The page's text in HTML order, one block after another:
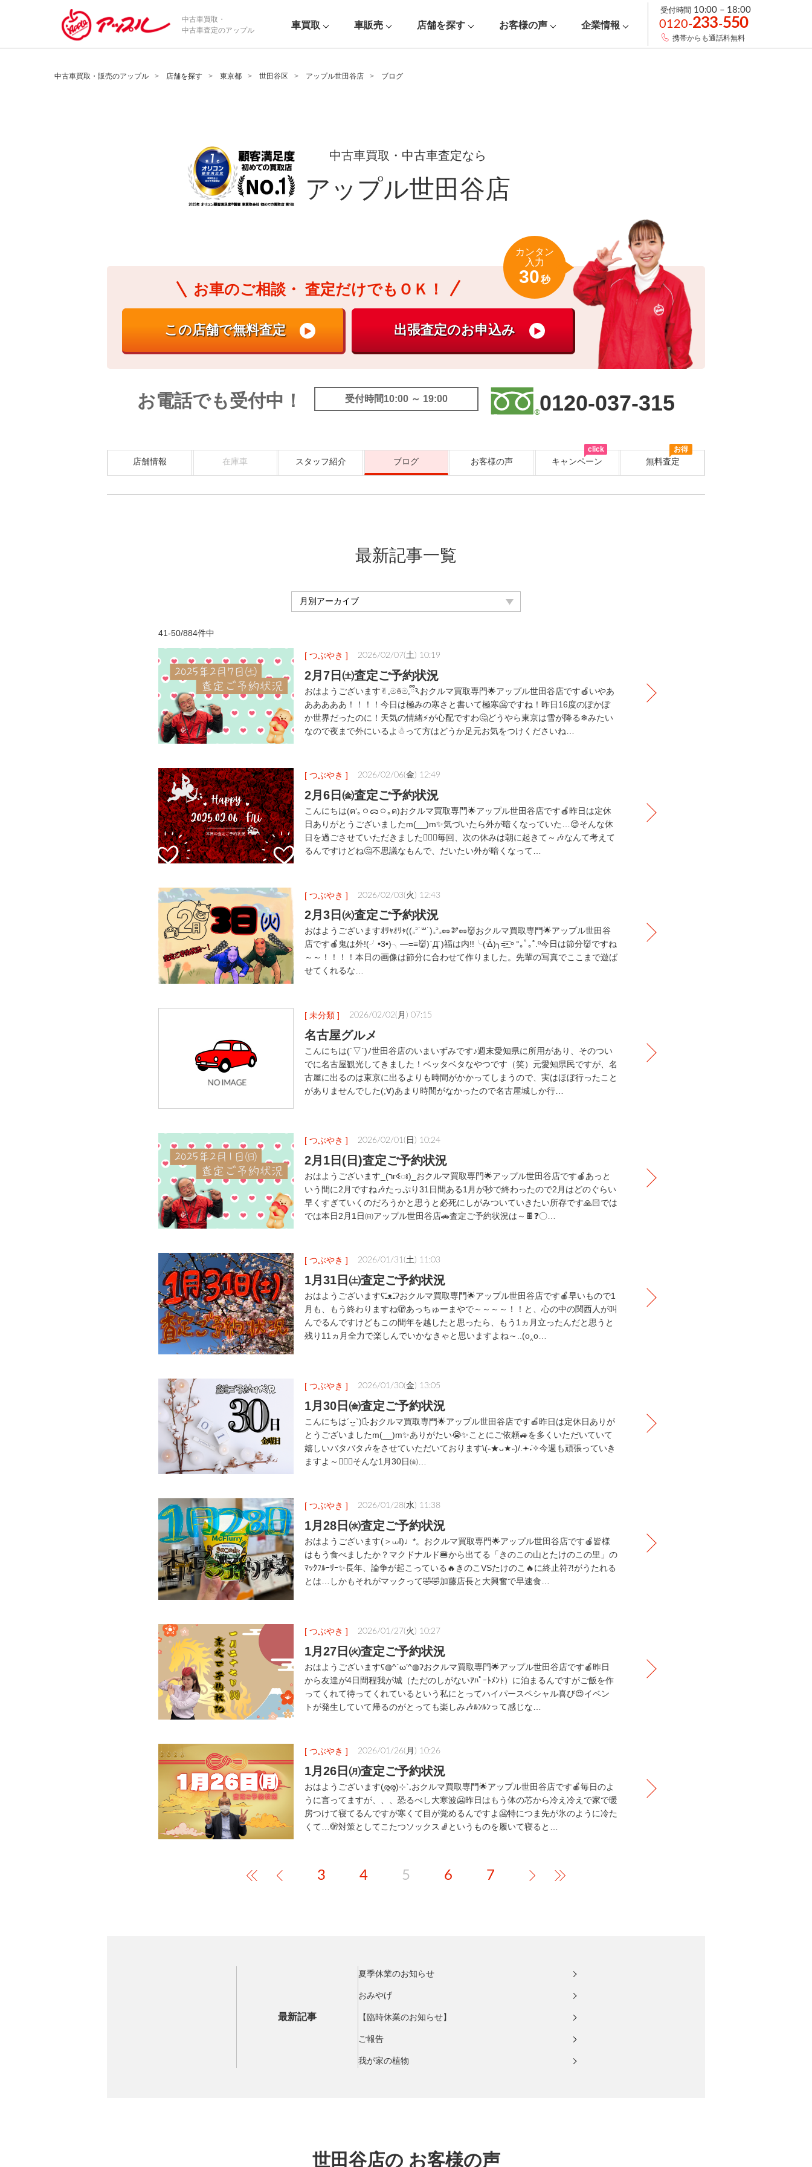
/*ABテスト_新規査定フォームの為のCVボタン*/
中古車買取・
中古車査定のアップル
車買取 車販売 店舗を探す お客様の声 企業情報
受付時間 10:00 – 18:00
0120-233-550
携帯からも通話料無料
中古車買取・販売のアップル 店舗を探す 東京都 世田谷区 アップル世田谷店 ブログ
中古車買取・中古車査定なら
アップル世田谷店
お車のご相談・ 査定だけでもＯＫ！
カンタン
入力
30秒
お電話でも受付中！ 受付時間10:00 ～ 19:00 0120-037-315
店舗情報 在庫車 スタッフ紹介 ブログ お客様の声 キャンペーン
お得
無料査定
click
最新記事一覧
41-50/884件中
[ つぶやき ] 2026/02/07(土) 10:19
2月7日㈯査定ご予約状況
おはようございます✌︎𓈒මꈊම𓈒ྀི𑁨おクルマ買取専門🌟アップル世田谷店です🍎いやあ
あああああ！！！！今日は極みの寒さと書いて極寒🥶ですね！昨日16度のぽかぽ
か世界だったのに！天気の情緒⚡が心配ですわ🤔どうやら東京は雪が降る❄みたい
なので夜まで外にいるよ☃って方はどうか足元お気をつけくださいね…
[ つぶやき ] 2026/02/06(金) 12:49
2月6日㈮査定ご予約状況
こんにちは(ฅ‘｡ㅇᯅㅇ｡ฅ)おクルマ買取専門🌟アップル世田谷店です🍎昨日は定休
日ありがとうございましたm(__)m✨気づいたら外が暗くなっていた…😌そんな休
日を過ごさせていただきました🙇🏻‍♀️毎回、次の休みは朝に起きて～🎶なんて考えて
るんですけどね🤔不思議なもんで、だいたい外が暗くなって…
[ つぶやき ] 2026/02/03(火) 12:43
2月3日㈫査定ご予約状況
おはようございますｵﾘｬｵﾘｬ((꜆꜄˙꒳˙)꜆꜄꜆🥜🫘🥜👹おクルマ買取専門🌟アップル世田谷
店です🍎鬼は外!(╯•3•)╮—=≡👹)`Д´)福は内!!╰(ᐐ)╮=͟͟͞͞◦⚬°｡ﾟ｡˚.º今日は節分👹ですね
～～！！！！本日の画像は節分に合わせて作りました。先輩の写真でここまで遊ば
せてくれるな…
[ 未分類 ] 2026/02/02(月) 07:15
名古屋グルメ
こんにちは(´▽`)ﾉ世田谷店のいまいずみです♪週末愛知県に所用があり、そのつい
でに名古屋観光してきました！ベッタベタなやつです（笑）元愛知県民ですが、名
古屋に出るのは東京に出るよりも時間がかかってしまうので、実はほぼ行ったこと
がありませんでした(;∀)あまり時間がなかったので名古屋城しか行…
[ つぶやき ] 2026/02/01(日) 10:24
2月1日(日)査定ご予約状況
おはようございます_(רгꒊಃ)_おクルマ買取専門🌟アップル世田谷店です🍎あっと
いう間に2月ですね🎶たっぷり31日間ある1月が秒で終わったので2月はどのぐらい
早くすぎていくのだろうかと思うと必死にしがみついていきたい所存です🙏🏻では
では本日2月1日㈰アップル世田谷店🚗査定ご予約状況は～🍫❓〇…
[ つぶやき ] 2026/01/31(土) 11:03
1月31日㈯査定ご予約状況
おはようございますʕﹷᴥﹷʔおクルマ買取専門🌟アップル世田谷店です🍎早いもので1
月も、もう終わりますね🫣あっちゅーまやで～～～～！！と、心の中の関西人が叫
んでるんですけどもこの間年を越したと思ったら、もう1ヵ月立ったんだと思うと
残り11ヵ月全力で楽しんでいかなきゃと思いますよね～..(o‸o…
[ つぶやき ] 2026/01/30(金) 13:05
1月30日㈮査定ご予約状況
こんにちは´-̫-`)‎𖤐̖́-おクルマ買取専門🌟アップル世田谷店です🍎昨日は定休日ありが
とうございましたm(__)m✨ありがたい😭✨ことにご依頼🚙を多くいただいていて
嬉しいバタバタ🎶をさせていただいております\(˵★ᴗ★˵)/.𖥔݁˖✧今週も頑張っていき
ますよ～🏋🏻‍♀️そんな1月30日㈮…
[ つぶやき ] 2026/01/28(水) 11:38
1月28日㈬査定ご予約状況
おはようございます(＞⩊Ⅰ)♩*。おクルマ買取専門🌟アップル世田谷店です🍎皆様
はもう食べましたか？マクドナルド🍔から出てる「きのこの山とたけのこの里」の
ﾏｯｸﾌﾙｰﾘｰ✨長年、論争が起こっている🔥きのこVSたけのこ🔥に終止符⁈がうたれる
とは…しかもそれがマックって🤣🤣加藤店長と大興奮で早速食…
[ つぶやき ] 2026/01/27(火) 10:27
1月27日㈫査定ご予約状況
おはようございますʕ◍^`ω’^◍ʔおクルマ買取専門🌟アップル世田谷店です🍎昨日
から友達が4日間程我が城（ただのしがないｱﾊﾟｰﾄﾒﾝﾄ）に泊まるんですがご飯を作
ってくれて待ってくれているという私にとってハイパースペシャル喜び😍イベン
トが発生していて帰るのがとっても楽しみ🎶ﾙﾝﾙﾝって感じな…
[ つぶやき ] 2026/01/26(月) 10:26
1月26日㈪査定ご予約状況
おはようございます(͈ര̫ര͈)⊹`𓈒おクルマ買取専門🌟アップル世田谷店です🍎毎日のよ
うに言ってますが、、、恐るべし大寒波🥶昨日はもう体の芯から冷え冷えで家で暖
房つけて寝てるんですが寒くて目が覚めるんですよ🥶特につま先が氷のように冷た
くて…🫣対策としてこたつソックス🧦というものを履いて寝ると…
3 4 5 6 7
最新記事
夏季休業のお知らせ
おみやげ
【臨時休業のお知らせ】
ご報告
我が家の植物
世田谷店の お客様の声